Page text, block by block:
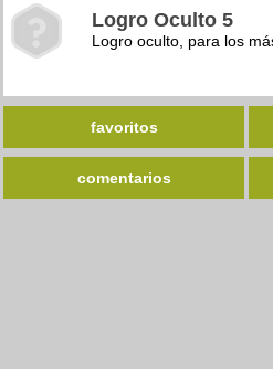
Logro Oculto 5
Logro oculto, para los
favoritos
comentarios